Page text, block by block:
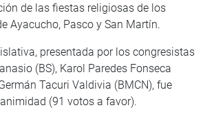
de las fiestas religiosas de los
Ayacucho, Pasco y San Martín.
presentada por los congresistas
(BS), Karol Paredes Fonseca
Tacuri Valdivia (BMCN), fue
(91 votos a favor).